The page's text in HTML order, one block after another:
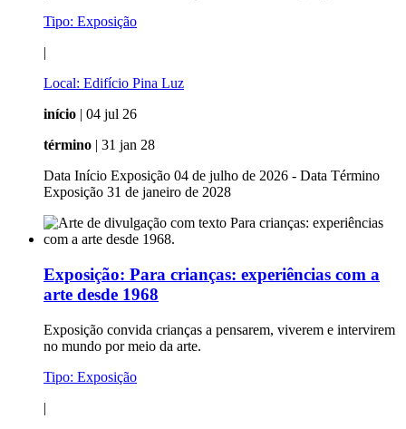
Tipo: Exposição
|
Local: Edifício Pina Luz
início | 04 jul 26
término | 31 jan 28
Data Início Exposição 04 de julho de 2026 - Data Término
Exposição 31 de janeiro de 2028
Exposição: Para crianças: experiências com a
arte desde 1968
Exposição convida crianças a pensarem, viverem e intervirem
no mundo por meio da arte.
Tipo: Exposição
|